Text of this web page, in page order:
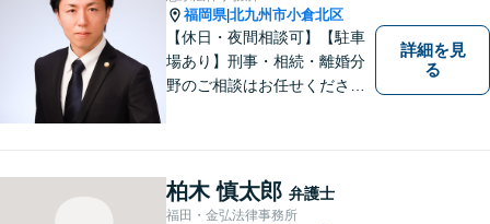
いませ。【駐車場あり】
福岡県|北九州市小倉北区
【休日・夜間相談可】【駐車
場あり】刑事・相続・離婚分
野のご相談はお任せくださ
に尽力します。フリーターか
ら弁護士になった特殊な経緯
あり。【電話相談可】
詳細を見
る
柏木 慎太郎 弁護士
福田・金弘法律事務所